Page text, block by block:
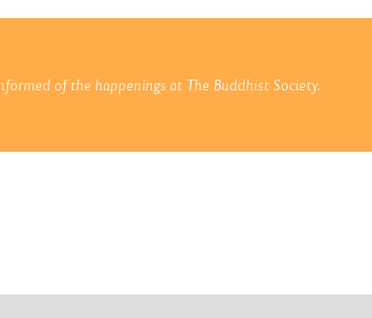
of the happenings at The Buddhist Society.